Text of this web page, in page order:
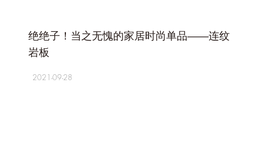
绝绝子！当之无愧的家居时尚单品——连纹
岩板
2021-09-28